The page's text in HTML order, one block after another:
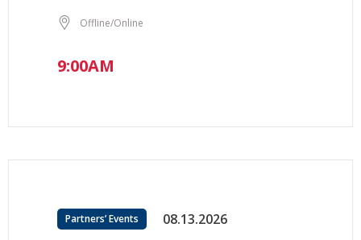
Offline/Online
9:00AM
Partners’ Events 08.13.2026